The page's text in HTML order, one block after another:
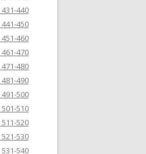
440
450
460
470
480
490
500
510
520
530
540